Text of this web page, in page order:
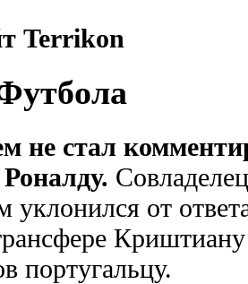
Terrikon
не стал
уклонился от
португальцу.